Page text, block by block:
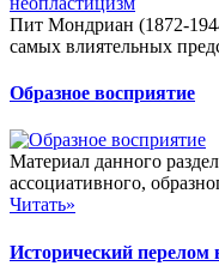
Пит Мондриан (1872-
самых влиятельных
Образное восприятие
Материал данного
ассоциативного,
Читать»
Исторический перелом